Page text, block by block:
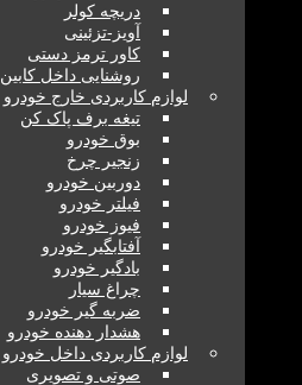
دریچه کولر
آویز-تزئینی
کاور ترمز دستی
روشنایی داخل کابین
لوازم کاربردی خارج خودرو
تیغه برف پاک کن
بوق خودرو
زنجیر چرخ
دوربین خودرو
فیلتر خودرو
فیوز خودرو
آفتابگیر خودرو
بادگیر خودرو
چراغ سیار
ضربه گیر خودرو
هشدار دهنده خودرو
لوازم کاربردی داخل خودرو
صوتی و تصویری